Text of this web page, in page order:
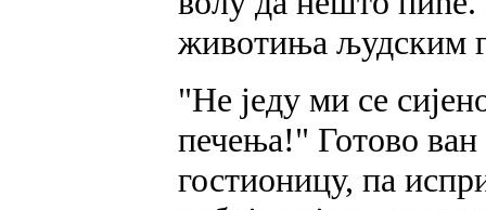
животиња људским
"Не једу ми се
печења!" Готово ван
гостионицу, па